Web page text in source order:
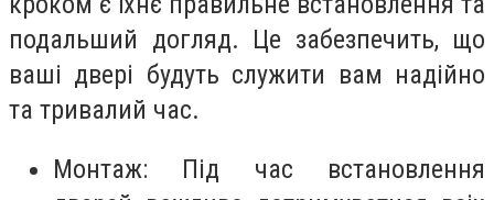
подальший догляд. Це забезпечить, що
ваші двері будуть служити вам надійно
та тривалий час.
Монтаж: Під час встановлення